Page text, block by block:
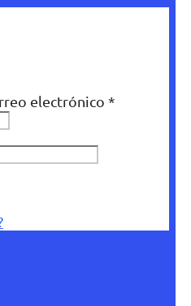
electrónico *